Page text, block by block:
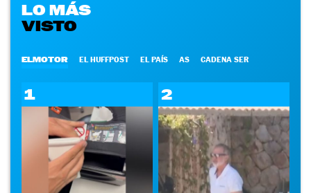
LO MÁS
VISTO
ELMOTOR EL HUFFPOST EL PAÍS AS CADENA SER
1 2